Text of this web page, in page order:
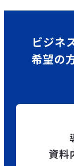
ビジネ
希望の
資料